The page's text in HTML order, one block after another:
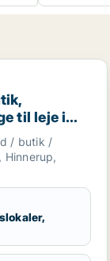
til leje i
m.fl.
/ butik /
Hinnerup,